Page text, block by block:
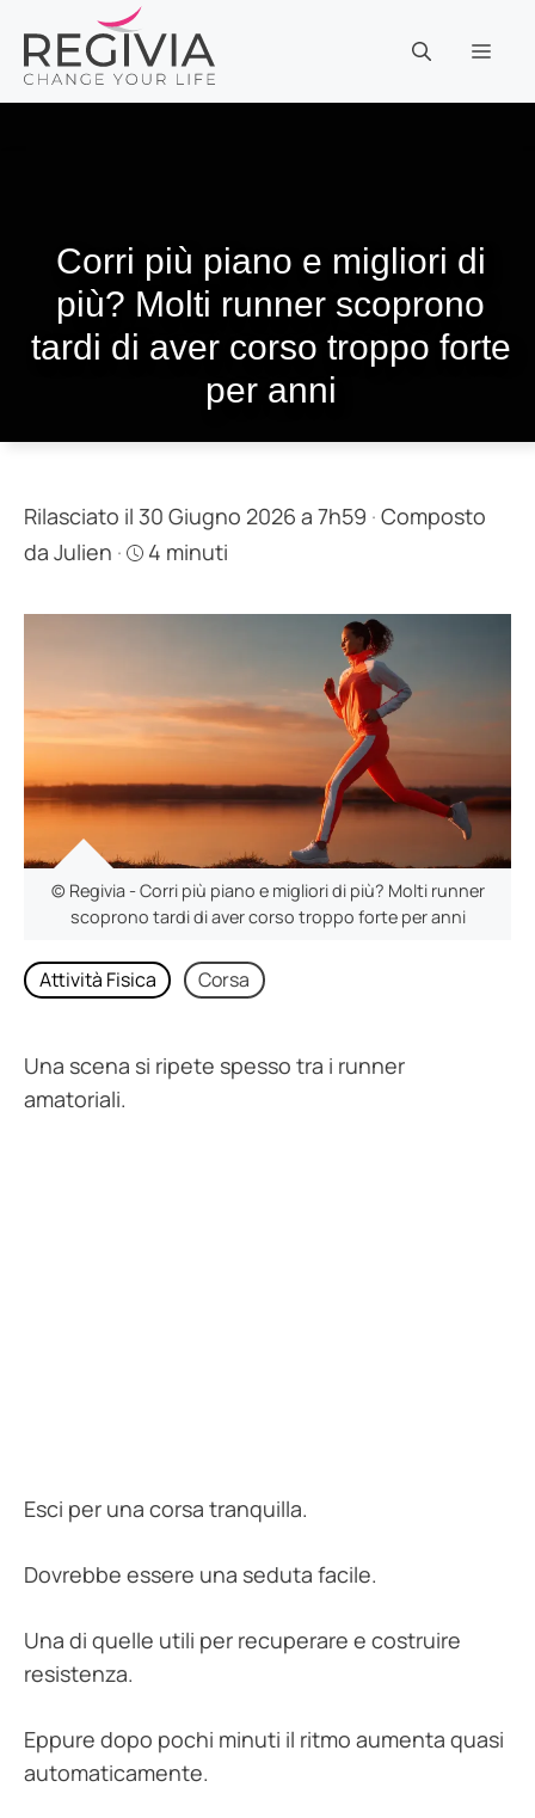
contenuto
Corri più piano e migliori di
più? Molti runner scoprono
tardi di aver corso troppo forte
per anni
Rilasciato il 30 Giugno 2026 a 7h59 · Composto
da Julien · 4 minuti
© Regivia - Corri più piano e migliori di più? Molti runner
scoprono tardi di aver corso troppo forte per anni
Attività Fisica Corsa
Una scena si ripete spesso tra i runner
amatoriali.
Esci per una corsa tranquilla.
Dovrebbe essere una seduta facile.
Una di quelle utili per recuperare e costruire
resistenza.
Eppure dopo pochi minuti il ritmo aumenta quasi
automaticamente.